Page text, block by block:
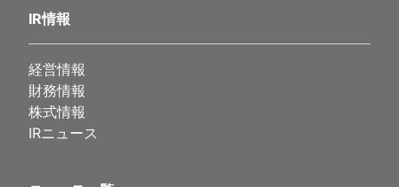
IR情報
経営情報
財務情報
株式情報
IRニュース